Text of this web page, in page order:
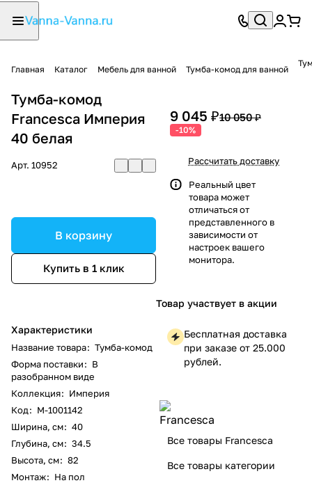
Главная Каталог Мебель для ванной Тумба-комод для ванной
Тумба-комод
Francesca Империя
40 белая
Арт. 10952
В корзину
Купить в 1 клик
Характеристики
Название товара: Тумба-комод
Форма поставки: В
разобранном виде
Коллекция: Империя
Код: M-1001142
Ширина, см: 40
Глубина, см: 34.5
Высота, см: 82
Монтаж: На пол
9 045 ₽10 050 ₽
-10%
Рассчитать доставку
Реальный цвет
товара может
отличаться от
представленного в
зависимости от
настроек вашего
монитора.
Товар участвует в акции
Бесплатная доставка
при заказе от 25.000
рублей.
Все товары Francesca
Все товары категории